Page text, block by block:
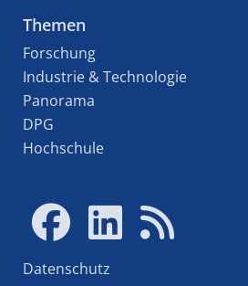
Themen
Forschung
Industrie & Technologie
Panorama
DPG
Hochschule
Datenschutz